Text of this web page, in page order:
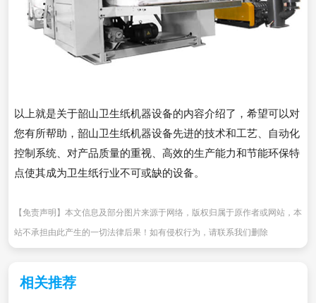
以上就是关于韶山卫生纸机器设备的内容介绍了，希望可以对
您有所帮助，韶山卫生纸机器设备先进的技术和工艺、自动化
控制系统、对产品质量的重视、高效的生产能力和节能环保特
点使其成为卫生纸行业不可或缺的设备。
【免责声明】本文信息及部分图片来源于网络，版权归属于原作者或网站，本
站不承担由此产生的一切法律后果！如有侵权行为，请联系我们删除
相关推荐